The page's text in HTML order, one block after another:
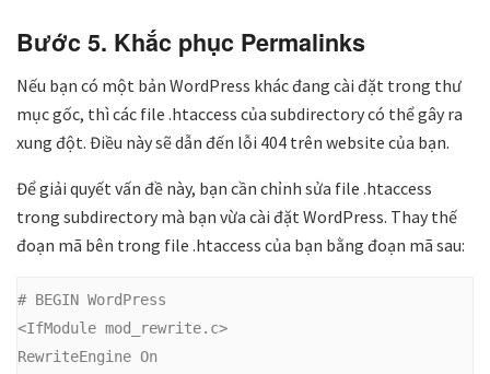
Bước 5. Khắc phục Permalinks
Nếu bạn có một bản WordPress khác đang cài đặt trong thư
mục gốc, thì các file .htaccess của subdirectory có thể gây ra
xung đột. Điều này sẽ dẫn đến lỗi 404 trên website của bạn.
Để giải quyết vấn đề này, bạn cần chỉnh sửa file .htaccess
trong subdirectory mà bạn vừa cài đặt WordPress. Thay thế
đoạn mã bên trong file .htaccess của bạn bằng đoạn mã sau:
# BEGIN WordPress
<IfModule mod_rewrite.c>
RewriteEngine On